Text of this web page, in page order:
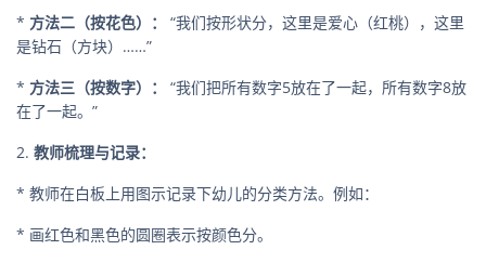
* 方法二（按花色）：
“我们按形状分，这里是爱心（红桃），这里
是钻石（方块）……”
* 方法三（按数字）：
“我们把所有数字5放在了一起，所有数字8放
在了一起。”
2. 教师梳理与记录：
* 教师在白板上用图示记录下幼儿的分类方法。例如：
* 画红色和黑色的圆圈表示按颜色分。